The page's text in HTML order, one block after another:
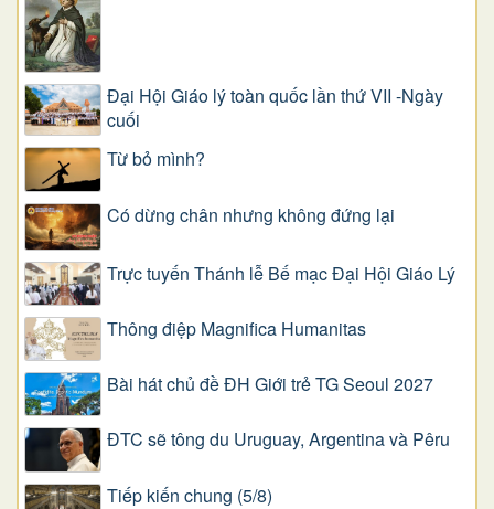
Đại Hội Giáo lý toàn quốc lần thứ VII -Ngày
cuối
Từ bỏ mình?
Có dừng chân nhưng không đứng lại
Trực tuyến Thánh lễ Bế mạc Đại Hội Giáo Lý
Thông điệp Magnifica Humanitas
Bài hát chủ đề ĐH Giới trẻ TG Seoul 2027
ĐTC sẽ tông du Uruguay, Argentina và Pêru
Tiếp kiến chung (5/8)